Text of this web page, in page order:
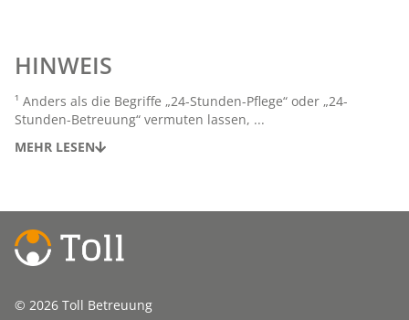
HINWEIS
¹ Anders als die Begriffe „24-Stunden-Pflege“ oder „24-
Stunden-Betreuung“ vermuten lassen, ...
MEHR LESEN
© 2026 Toll Betreuung